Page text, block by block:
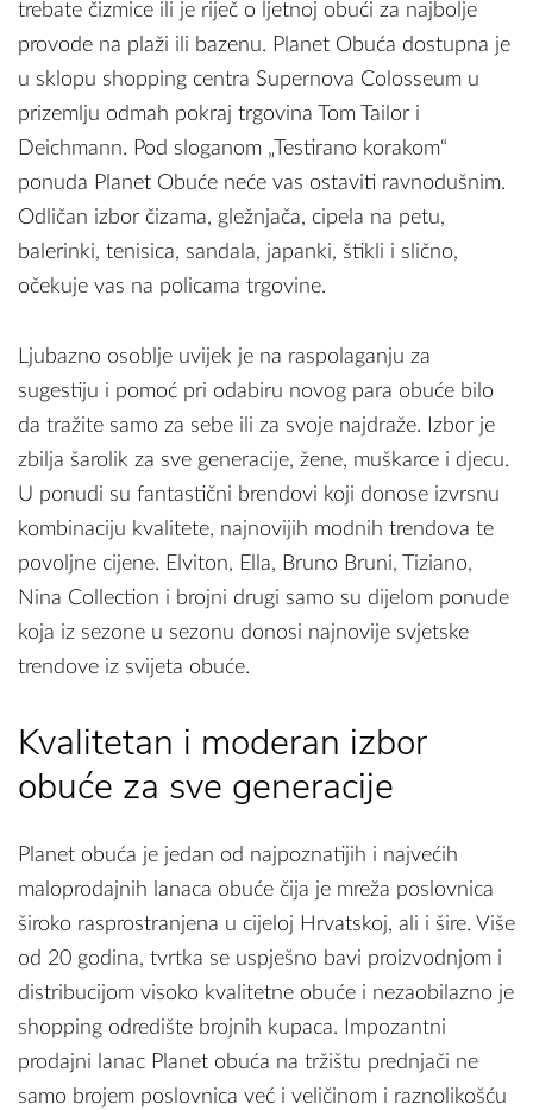
trebate čizmice ili je riječ o ljetnoj obući za najbolje
provode na plaži ili bazenu. Planet Obuća dostupna je
u sklopu shopping centra Supernova Colosseum u
prizemlju odmah pokraj trgovina Tom Tailor i
Deichmann. Pod sloganom „Testirano korakom“
ponuda Planet Obuće neće vas ostaviti ravnodušnim.
Odličan izbor čizama, gležnjača, cipela na petu,
balerinki, tenisica, sandala, japanki, štikli i slično,
očekuje vas na policama trgovine.
Ljubazno osoblje uvijek je na raspolaganju za
sugestiju i pomoć pri odabiru novog para obuće bilo
da tražite samo za sebe ili za svoje najdraže. Izbor je
zbilja šarolik za sve generacije, žene, muškarce i djecu.
U ponudi su fantastični brendovi koji donose izvrsnu
kombinaciju kvalitete, najnovijih modnih trendova te
povoljne cijene. Elviton, Ella, Bruno Bruni, Tiziano,
Nina Collection i brojni drugi samo su dijelom ponude
koja iz sezone u sezonu donosi najnovije svjetske
trendove iz svijeta obuće.
Kvalitetan i moderan izbor
obuće za sve generacije
Planet obuća je jedan od najpoznatijih i najvećih
maloprodajnih lanaca obuće čija je mreža poslovnica
široko rasprostranjena u cijeloj Hrvatskoj, ali i šire. Više
od 20 godina, tvrtka se uspješno bavi proizvodnjom i
distribucijom visoko kvalitetne obuće i nezaobilazno je
shopping odredište brojnih kupaca. Impozantni
prodajni lanac Planet obuća na tržištu prednjači ne
samo brojem poslovnica već i veličinom i raznolikošću